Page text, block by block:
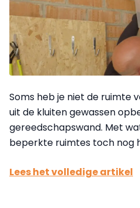
Soms heb je niet de ruimte
uit de kluiten gewassen
gereedschapswand. Met
beperkte ruimtes toch nog
Lees het volledige artikel